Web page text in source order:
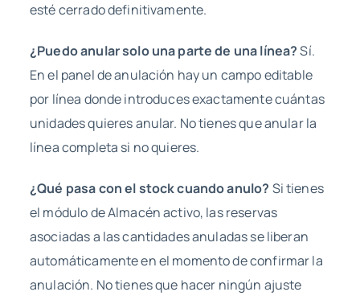
esté cerrado definitivamente.
¿Puedo anular solo una parte de una línea?Sí.
En el panel de anulación hay un campo editable
por línea donde introduces exactamente cuántas
unidades quieres anular. No tienes que anular la
línea completa si no quieres.
¿Qué pasa con el stock cuando anulo? Si tienes
el módulo de Almacén activo, las reservas
asociadas a las cantidades anuladas se liberan
automáticamente en el momento de confirmar la
anulación. No tienes que hacer ningún ajuste